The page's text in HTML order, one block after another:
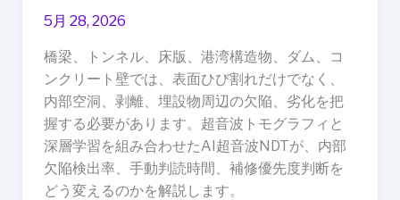
5月 28, 2026
橋梁、トンネル、床版、港湾構造物、ダム、コ
ンクリート壁では、表面ひび割れだけでなく、
内部空洞、剥離、埋設物周辺の欠陥、劣化を把
握する必要があります。超音波トモグラフィと
深層学習を組み合わせたAI超音波NDTが、内部
欠陥検出率、手動判読時間、補修優先度判断を
どう変えるのかを解説します。
読
む”へ：
超
音
波
NDT
が
変